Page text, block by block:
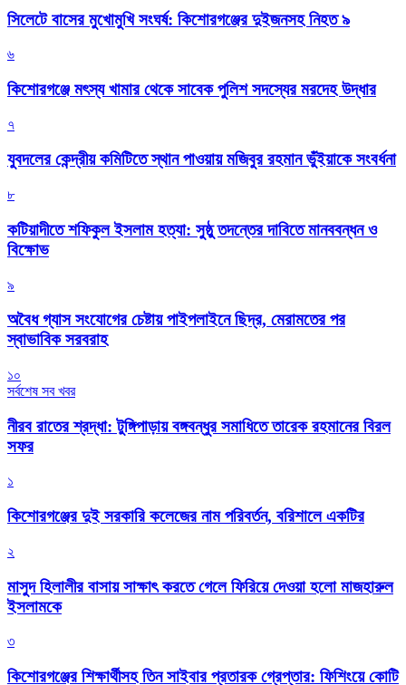
সিলেটে বাসের মুখোমুখি সংঘর্ষ: কিশোরগঞ্জের দুইজনসহ নিহত ৯
৬
কিশোরগঞ্জে মৎস্য খামার থেকে সাবেক পুলিশ সদস্যের মরদেহ উদ্ধার
৭
যুবদলের কেন্দ্রীয় কমিটিতে স্থান পাওয়ায় মজিবুর রহমান ভুঁইয়াকে সংবর্ধনা
৮
কটিয়াদীতে শফিকুল ইসলাম হত্যা: সুষ্ঠু তদন্তের দাবিতে মানববন্ধন ও
বিক্ষোভ
৯
অবৈধ গ্যাস সংযোগের চেষ্টায় পাইপলাইনে ছিদ্র, মেরামতের পর
স্বাভাবিক সরবরাহ
১০
সর্বশেষ সব খবর
নীরব রাতের শ্রদ্ধা: টুঙ্গিপাড়ায় বঙ্গবন্ধুর সমাধিতে তারেক রহমানের বিরল
সফর
১
কিশোরগঞ্জের দুই সরকারি কলেজের নাম পরিবর্তন, বরিশালে একটির
২
মাসুদ হিলালীর বাসায় সাক্ষাৎ করতে গেলে ফিরিয়ে দেওয়া হলো মাজহারুল
ইসলামকে
৩
কিশোরগঞ্জের শিক্ষার্থীসহ তিন সাইবার প্রতারক গ্রেপ্তার: ফিশিংয়ে কোটি